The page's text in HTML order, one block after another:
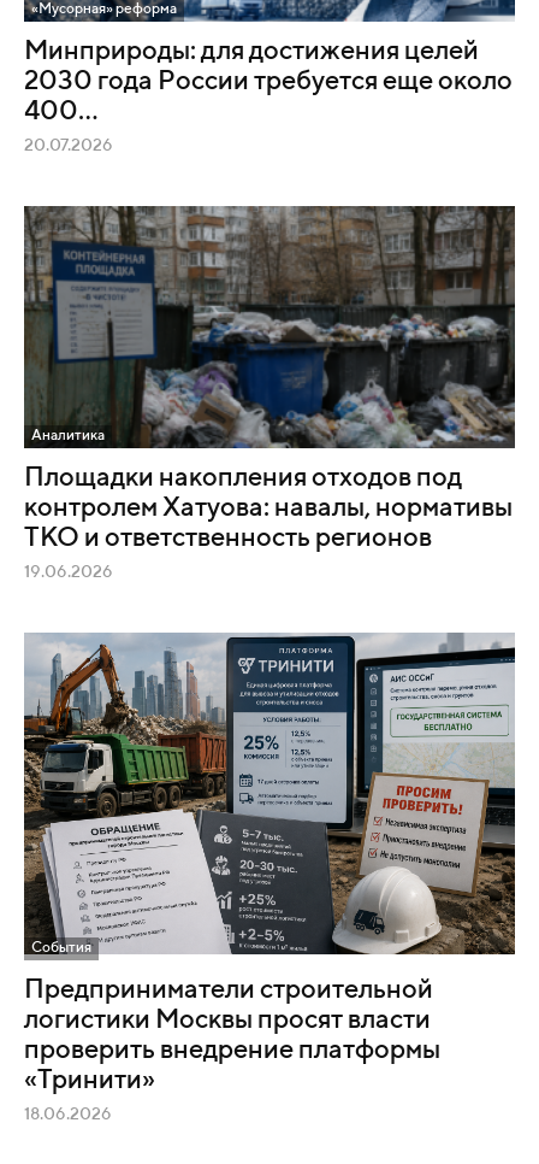
«Мусорная» реформа
Минприроды: для достижения целей
2030 года России требуется еще около
400...
20.07.2026
Аналитика
Площадки накопления отходов под
контролем Хатуова: навалы, нормативы
ТКО и ответственность регионов
19.06.2026
События
Предприниматели строительной
логистики Москвы просят власти
проверить внедрение платформы
«Тринити»
18.06.2026